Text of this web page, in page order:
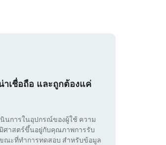
เชื่อถือ และถูกต้องแค่
นการในอุปกรณ์ของผู้ใช้ ความ
ศาสตร์ขึ้นอยู่กับคุณภาพการรับ
ณะที่ทำการทดสอบ สำหรับข้อมูล